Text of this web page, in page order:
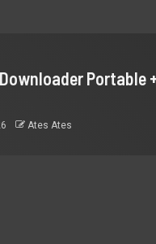
Portable
Ates Ates